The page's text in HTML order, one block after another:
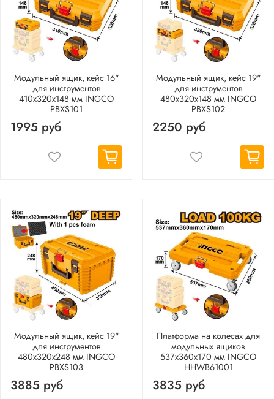
Модульный ящик, кейс 16"
для инструментов
410х320х148 мм INGCO
PBXS101
1995 руб
Модульный ящик, кейс 19"
для инструментов
480х320х148 мм INGCO
PBXS102
2250 руб
Модульный ящик, кейс 19"
для инструментов
480х320х248 мм INGCO
PBXS103
3885 руб
Платформа на колесах для
модульных ящиков
537х360х170 мм INGCO
HHWB61001
3835 руб